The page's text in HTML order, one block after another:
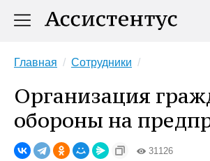
Главная Сотрудники
Организация
обороны на
31126